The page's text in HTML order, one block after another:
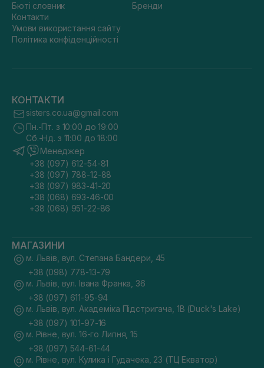
Бюті словник
Контакти
Умови використання сайту
Політика конфіденційності
Бренди
КОНТАКТИ
sisters.co.ua@gmail.com
Пн.-Пт. з 10:00 до 19:00
Сб.-Нд. з 11:00 до 18:00
Менеджер
+38 (097) 612-54-81
+38 (097) 788-12-88
+38 (097) 983-41-20
+38 (068) 693-46-00
+38 (068) 951-22-86
МАГАЗИНИ
м. Львів, вул. Степана Бандери, 45
+38 (098) 778-13-79
м. Львів, вул. Івана Франка, 36
+38 (097) 611-95-94
м. Львів, вул. Академіка Підстригача, 1В (Duck's Lake)
+38 (097) 101-97-16
м. Рівне, вул. 16-го Липня, 15
+38 (097) 544-61-44
м. Рівне, вул. Кулика і Гудачека, 23 (ТЦ Екватор)